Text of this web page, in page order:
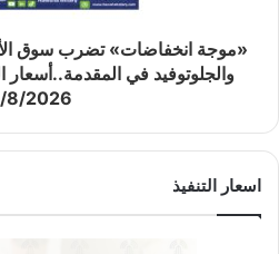
«موجة انخفاضات» تضرب سوق
والجلوتوفيد في المقدمة..أسعار
8/2026
اسعار التنفيذ